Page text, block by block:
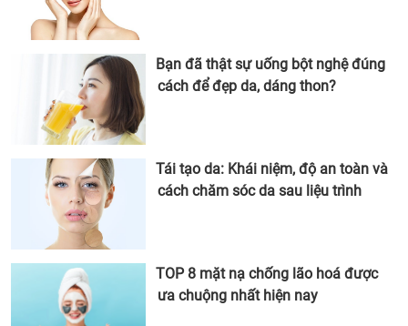
Bạn đã thật sự uống bột nghệ đúng
cách để đẹp da, dáng thon?
Tái tạo da: Khái niệm, độ an toàn và
cách chăm sóc da sau liệu trình
TOP 8 mặt nạ chống lão hoá được
ưa chuộng nhất hiện nay